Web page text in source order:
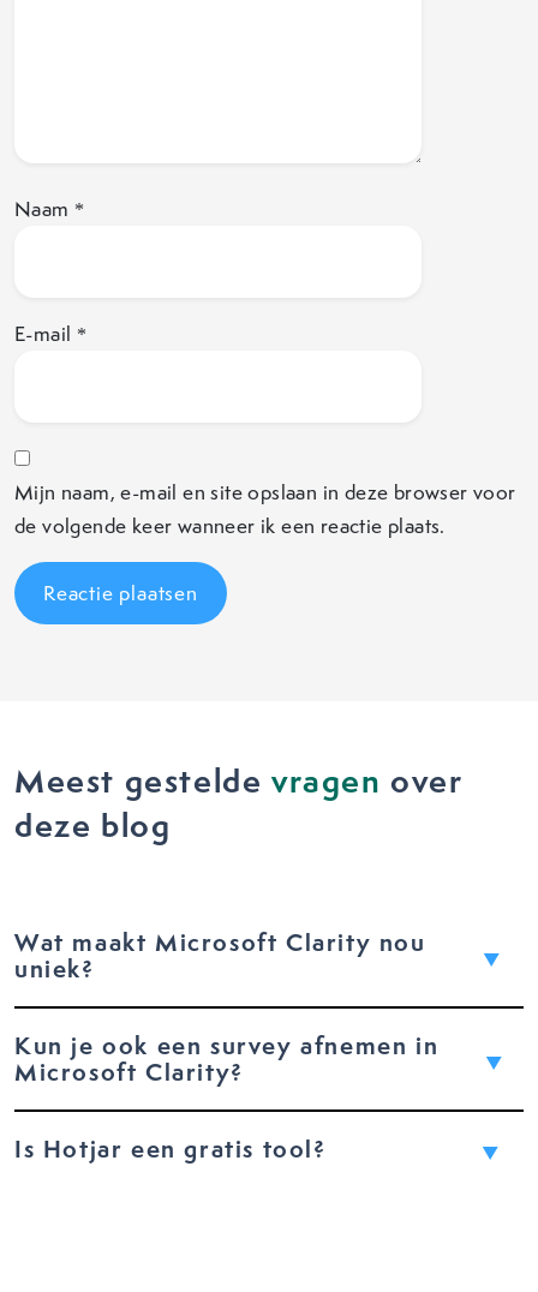
Naam *
E-mail *
Mijn naam, e-mail en site opslaan in deze browser voor
de volgende keer wanneer ik een reactie plaats.
Meest gesteldevragen over
deze blog
Wat maakt Microsoft Clarity nou
uniek?
Kun je ook een survey afnemen in
Microsoft Clarity?
Is Hotjar een gratis tool?